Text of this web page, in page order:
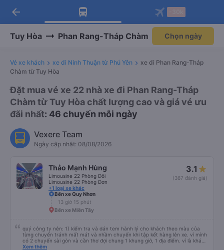
Tải app Vexere ngay!
Nhận ưu đãi thành viên độc
Mở app
Tải app Vexere
-30k/ghế khi đặt vé máy bay qua
Mở app
arrow_back
Tuy Hòa Phan Rang-Tháp Chàm Chọn ngày
Vé xe khách xe đi Ninh Thuận từ Phú Yên
xe đi Phan Rang-Tháp
Chàm từ Tuy Hòa
Đặt mua vé xe 22 nhà xe đi Phan Rang-Tháp
Chàm từ Tuy Hòa chất lượng cao và giá vé ưu
đãi nhất: 46 chuyến mỗi ngày
Vexere Team
Ngày cập nhật: 08/08/2026
Thảo Mạnh Hùng
Limousine 22 Phòng Đôi
Limousine 22 Phòng Đơn
+1 loại xe khác
3.1
(367 đánh giá)
Bến xe Quy Nhơn
13 giờ 15 phút
Bến xe Miền Tây
quý công ty nên: 1) kiểm tra và dán tem hành lý cho khách theo màu của
từng chuyến tránh mất mát và nhầm chuyến khi tập kết hàng lên xe. vì mình
có 2 chuyến sài gòn và cần thơ đợi chung 1 khung giờ, 1 địa điểm. vì là khách
thân thiết của quý công ty nên rất hài lòng và tin tưởng. tuy nhiên rất mong
Xem thêm